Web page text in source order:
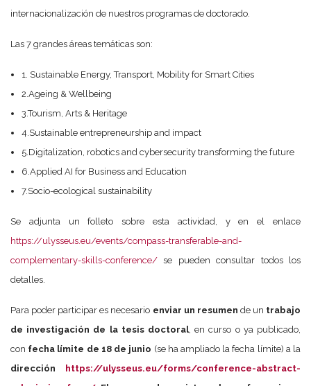
internacionalización de nuestros programas de doctorado.
Las 7 grandes áreas temáticas son:
1. Sustainable Energy, Transport, Mobility for Smart Cities
2.Ageing & Wellbeing
3.Tourism, Arts & Heritage
4.Sustainable entrepreneurship and impact
5.Digitalization, robotics and cybersecurity transforming the future
6.Applied AI for Business and Education
7.Socio-ecological sustainability
Se adjunta un folleto sobre esta actividad, y en el enlace
https://ulysseus.eu/events/compass-transferable-and-
complementary-skills-conference/ se pueden consultar todos los
detalles.
Para poder participar es necesario enviar un resumen de un trabajo
de investigación de la tesis doctoral, en curso o ya publicado,
con fecha límite de 18 de junio (se ha ampliado la fecha límite) a la
dirección
https://ulysseus.eu/forms/conference-abstract-